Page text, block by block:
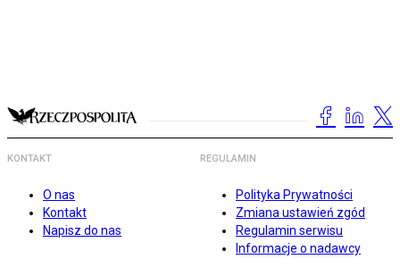
KONTAKT
O nas
Kontakt
Napisz do nas
REGULAMIN
Polityka Prywatności
Zmiana ustawień zgód
Regulamin serwisu
Informacje o nadawcy